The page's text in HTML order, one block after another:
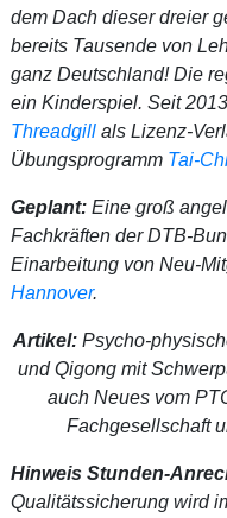
dem Dach dieser dreier
bereits Tausende von
ganz Deutschland! Die
ein Kinderspiel. Seit
Threadgill als Lizenz-
Übungsprogramm Tai-
Geplant: Eine groß
Fachkräften der DTB-
Einarbeitung von Neu-
Hannover.
Artikel: Psycho-
und Qigong mit
auch Neues vom
Fachgesellschaft
Hinweis Stunden-
Qualitätssicherung wird